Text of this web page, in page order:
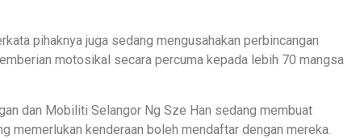
pihaknya juga sedang mengusahakan perbincangan
motosikal secara percuma kepada lebih 70 mangsa
dan Mobiliti Selangor Ng Sze Han sedang membuat
memerlukan kenderaan boleh mendaftar dengan mereka.